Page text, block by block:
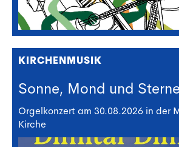
KIRCHENMUSIK
Sonne, Mond und Sterne
Orgelkonzert am 30.08.2026 in der
Kirche